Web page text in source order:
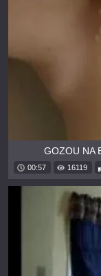
GOZOU NA
00:57 16119